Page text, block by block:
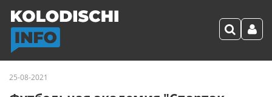
25-08-2021